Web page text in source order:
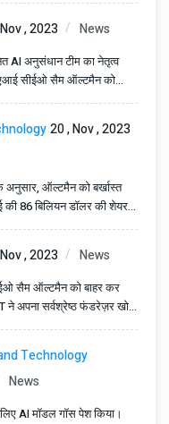
, 2023 News
AI अनुसंधान टीम का नेतृत्व
सीईओ सैम ऑल्टमैन को
20 , Nov , 2023
अनुसार, ऑल्टमैन को बर्खास्त
86 बिलियन डॉलर की शेयर
, 2023 News
सैम ऑल्टमैन को बाहर कर
ने अपना सर्वश्रेष्ठ फंडरेज़र खो
Technology
News
AI मॉडल गॉस पेश किया।